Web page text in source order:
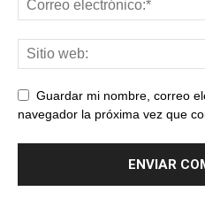
Guardar mi nombre, correo
navegador la próxima vez que